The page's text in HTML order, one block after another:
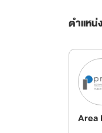
ตำแหน่
Area